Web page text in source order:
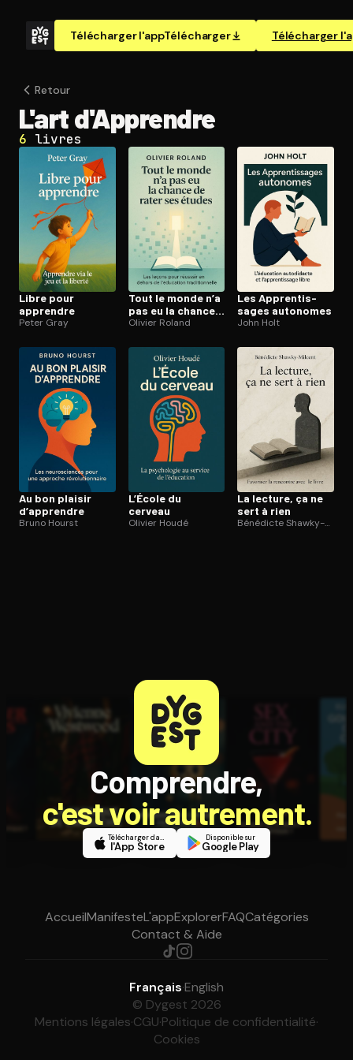
Télécharger l'appTélécharger Télécharger
Ouvre l'app Appareil photo, pointe sur le code. C'est gratuit à
Retour
L'art d'Apprendre
6 livres
Libre pour
apprendre
Peter Gray
Tout le monde n’a
pas eu la chance
de rater ses
Olivier Roland
Les Ap­pren­tis­
sages autonomes
John Holt
Au bon plaisir
d’apprendre
Bruno Hourst
L’École du
cerveau
Olivier Houdé
La lecture, ça ne
sert à rien
Bénédicte Shawky-Milcent
Comprendre,
c'est voir autrement.
Télécharger dans
l'App Store
Disponible sur
Google Play
AccueilManifesteL'appExplorerFAQCatégories
Contact & Aide
Français·English
© Dygest 2026
Mentions légales·CGU·Politique de confidentialité·
Cookies